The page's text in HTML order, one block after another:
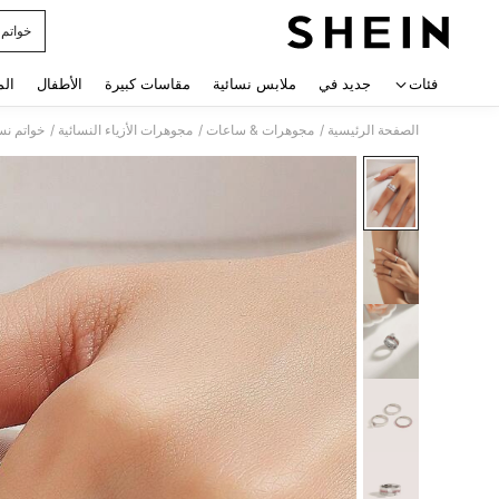
فئات جديد في ملابس نسائية مقاسات كبيرة الأطفال
الصفحة الرئيسية / مجوهرات & ساعات / مجوهرات الأزياء النسائية / خواتم